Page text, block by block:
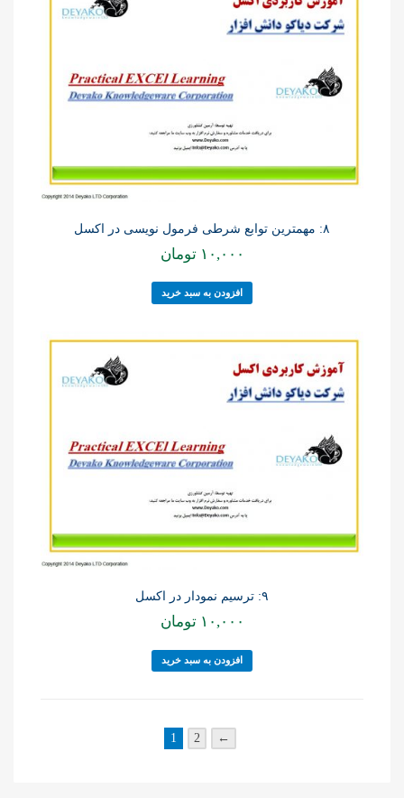
۸: مهمترین توابع شرطی فرمول نویسی در اکسل
۱۰,۰۰۰ تومان
افزودن به سبد خرید
۹: ترسیم نمودار در اکسل
۱۰,۰۰۰ تومان
افزودن به سبد خرید
1 2 ←